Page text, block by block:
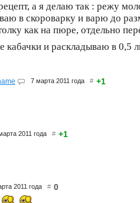
а я делаю так : режу
в скороварку и варю до
как на пюре, отдельно
кабачки и раскладываю в 0,5
7 марта 2011 года # +1
2011 года # +1
2011 года # 0